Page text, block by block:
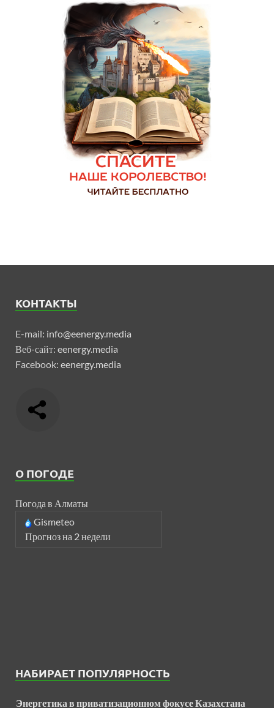
КОНТАКТЫ
E-mail: info@eenergy.media
Веб-сайт: eenergy.media
Facebook: eenergy.media
О ПОГОДЕ
Погода в Алматы
Gismeteo
Прогноз на 2 недели
НАБИРАЕТ ПОПУЛЯРНОСТЬ
Энергетика в приватизационном фокусе Казахстана